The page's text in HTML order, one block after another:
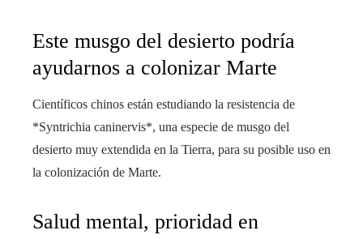
Este musgo del desierto podría
ayudarnos a colonizar Marte
Científicos chinos están estudiando la resistencia de
*Syntrichia caninervis*, una especie de musgo del
desierto muy extendida en la Tierra, para su posible uso en
la colonización de Marte.
Salud mental, prioridad en